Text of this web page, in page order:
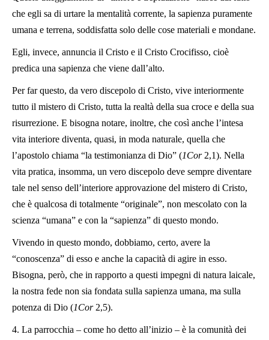
che egli sa di urtare la mentalità corrente, la sapienza puramente
umana e terrena, soddisfatta solo delle cose materiali e mondane.
Egli, invece, annuncia il Cristo e il Cristo Crocifisso, cioè
predica una sapienza che viene dall’alto.
Per far questo, da vero discepolo di Cristo, vive interiormente
tutto il mistero di Cristo, tutta la realtà della sua croce e della sua
risurrezione. E bisogna notare, inoltre, che così anche l’intesa
vita interiore diventa, quasi, in moda naturale, quella che
l’apostolo chiama “la testimonianza di Dio” (1Cor 2,1). Nella
vita pratica, insomma, un vero discepolo deve sempre diventare
tale nel senso dell’interiore approvazione del mistero di Cristo,
che è qualcosa di totalmente “originale”, non mescolato con la
scienza “umana” e con la “sapienza” di questo mondo.
Vivendo in questo mondo, dobbiamo, certo, avere la
“conoscenza” di esso e anche la capacità di agire in esso.
Bisogna, però, che in rapporto a questi impegni di natura laicale,
la nostra fede non sia fondata sulla sapienza umana, ma sulla
potenza di Dio (1Cor2,5).
4. La parrocchia – come ho detto all’inizio – è la comunità dei